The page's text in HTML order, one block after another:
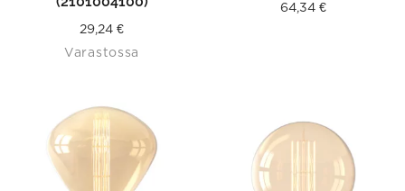
29,24 €
Varastossa
64,34 €